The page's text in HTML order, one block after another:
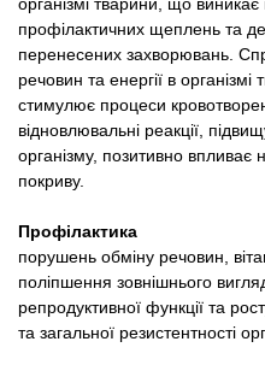
профілактичних щеплень та
перенесених захворювань.
речовин та енергії в
стимулює процеси
відновлювальні реакції,
організму, позитивно впливає
покриву.
Профілактика
порушень обміну речовин,
поліпшення зовнішнього
репродуктивної функції та
та загальної резистентності